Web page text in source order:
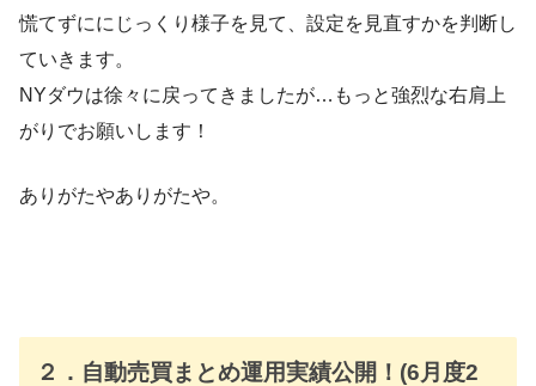
慌てずににじっくり様子を見て、設定を見直すかを判断し
ていきます。
NYダウは徐々に戻ってきましたが…もっと強烈な右肩上
がりでお願いします！
ありがたやありがたや。
２．自動売買まとめ運用実績公開！(6月度2